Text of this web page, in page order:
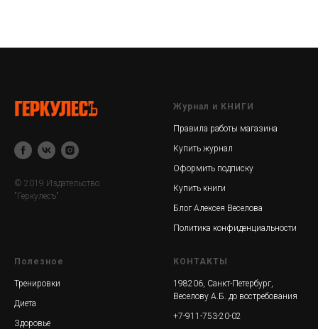
© 2019 Издательство
"Геркулесъ"
Журнал и КНИГИ
Правила работы магазина
Купить журнал
Оформить подписку
Купить книги
Блог Алексея Веселова
Политика конфиденциальности
Полезное
Тренировки
Диета
Здоровье
КОНТАКТЫ
198206, Санкт-Петербург,
Веселову А.Б. до востребования
+7-911-753-20-02